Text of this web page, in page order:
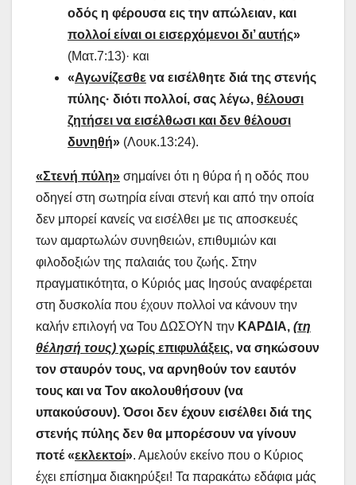
οδός η φέρουσα εις την απώλειαν, και
πολλοί είναι οι εισερχόμενοι δι’ αυτής»
(Ματ.7:13)· και
«Αγωνίζεσθε να εισέλθητε διά της στενής
πύλης· διότι πολλοί, σας λέγω, θέλουσι
ζητήσει να εισέλθωσι και δεν θέλουσι
δυνηθή» (Λουκ.13:24).
«Στενή πύλη» σημαίνει ότι η θύρα ή η οδός που
οδηγεί στη σωτηρία είναι στενή και από την οποία
δεν μπορεί κανείς να εισέλθει με τις αποσκευές
των αμαρτωλών συνηθειών, επιθυμιών και
φιλοδοξιών της παλαιάς του ζωής. Στην
πραγματικότητα, ο Κύριός μας Ιησούς αναφέρεται
στη δυσκολία που έχουν πολλοἰ να κάνουν την
καλήν επιλογή να Του ΔΩΣΟΥΝ την ΚΑΡΔΙΑ, (τη
θέλησή τους) χωρίς επιφυλάξεις, να σηκώσουν
τον σταυρόν τους, να αρνηθούν τον εαυτόν
τους και να Τον ακολουθήσουν (να
υπακούσουν). Όσοι δεν έχουν εισέλθει διά της
στενής πύλης δεν θα μπορέσουν να γίνουν
ποτέ «εκλεκτοί». Αμελούν εκείνο που ο Κύριος
έχει επίσημα διακηρύξει! Τα παρακάτω εδάφια μάς